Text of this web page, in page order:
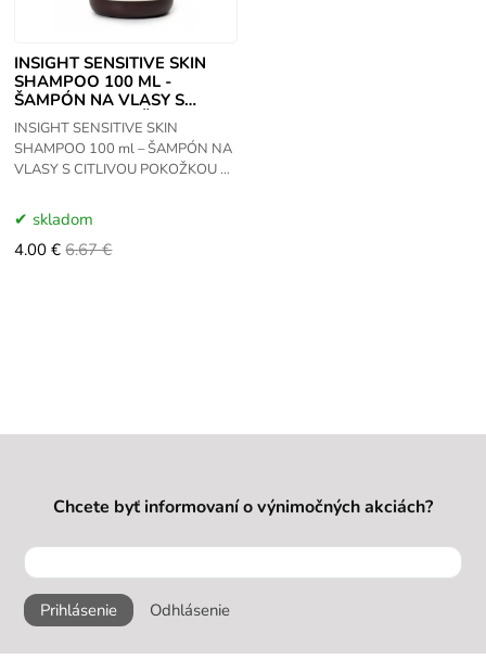
INSIGHT SENSITIVE SKIN
SHAMPOO 100 ML -
ŠAMPÓN NA VLASY S
CITLIVOU POKOŽKOU
INSIGHT SENSITIVE SKIN
SHAMPOO 100 ml – ŠAMPÓN NA
VLASY S CITLIVOU POKOŽKOU ✨
Sensitive Skin Shampoo je
mimoriadne jemný šampón
skladom
4.00 € 6.67 €
Chcete byť informovaní o výnimočných akciách?
Prihlásenie Odhlásenie